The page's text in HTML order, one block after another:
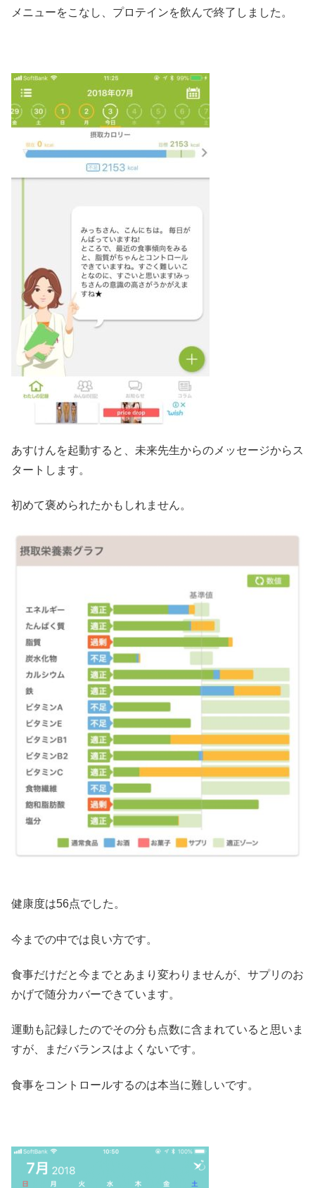
メニューをこなし、プロテインを飲んで終了しました。
あすけんを起動すると、未来先生からのメッセージからス
タートします。
初めて褒められたかもしれません。
健康度は56点でした。
今までの中では良い方です。
食事だけだと今までとあまり変わりませんが、サプリのお
かげで随分カバーできています。
運動も記録したのでその分も点数に含まれていると思いま
すが、まだバランスはよくないです。
食事をコントロールするのは本当に難しいです。